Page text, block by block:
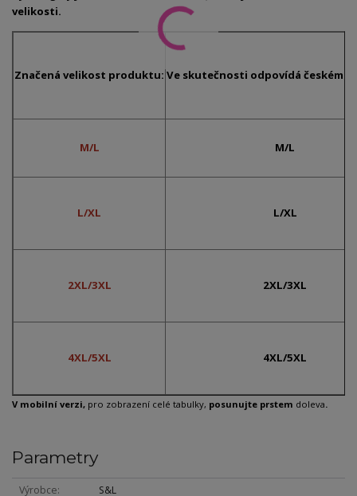
velikosti.
Značená velikost produktu: Ve skutečnosti odpovídá českému
M/L M/L
L/XL L/XL
2XL/3XL 2XL/3XL
4XL/5XL 4XL/5XL
V mobilní verzi, pro zobrazení celé tabulky, posunujte prstem doleva.
Parametry
Výrobce
S&L